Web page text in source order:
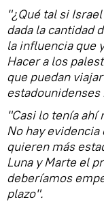
"¿Qué tal si
dada la cantidad
la influencia que
Hacer a los
que puedan
"Casi lo tenía ahí
No hay
quieren más
Luna y Marte el
deberíamos
plazo".